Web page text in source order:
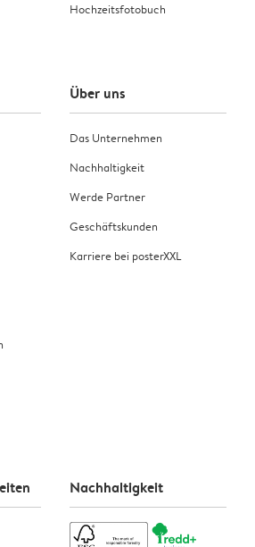
Hochzeitsfotobuch
Über uns
Das Unternehmen
Nachhaltigkeit
Werde Partner
Geschäftskunden
Karriere bei posterXXL
Nachhaltigkeit